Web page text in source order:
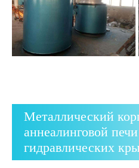
Металлический
аннеалинговой
гидравлических